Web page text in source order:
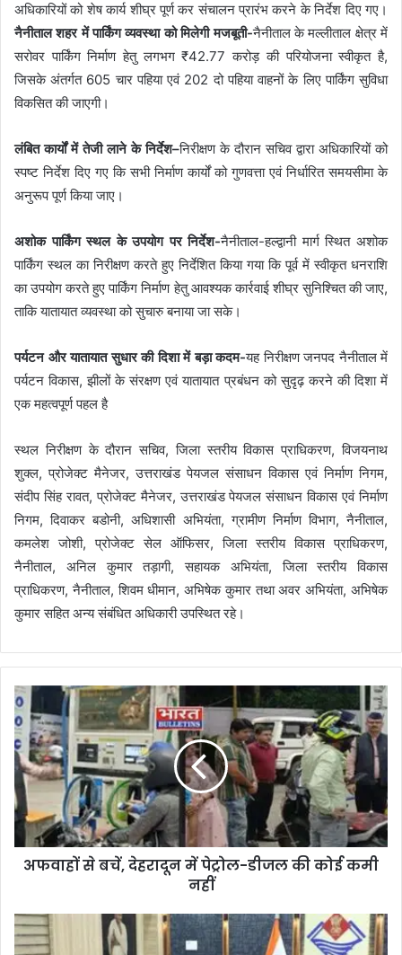
अधिकारियों को शेष कार्य शीघ्र पूर्ण कर संचालन प्रारंभ करने के निर्देश दिए गए।
नैनीताल शहर में पार्किंग व्यवस्था को मिलेगी मजबूती-नैनीताल के मल्लीताल क्षेत्र में
सरोवर पार्किंग निर्माण हेतु लगभग ₹42.77 करोड़ की परियोजना स्वीकृत है,
जिसके अंतर्गत 605 चार पहिया एवं 202 दो पहिया वाहनों के लिए पार्किंग सुविधा
विकसित की जाएगी।
लंबित कार्यों में तेजी लाने के निर्देश–निरीक्षण के दौरान सचिव द्वारा अधिकारियों को
स्पष्ट निर्देश दिए गए कि सभी निर्माण कार्यों को गुणवत्ता एवं निर्धारित समयसीमा के
अनुरूप पूर्ण किया जाए।
अशोक पार्किंग स्थल के उपयोग पर निर्देश-नैनीताल-हल्द्वानी मार्ग स्थित अशोक
पार्किंग स्थल का निरीक्षण करते हुए निर्देशित किया गया कि पूर्व में स्वीकृत धनराशि
का उपयोग करते हुए पार्किंग निर्माण हेतु आवश्यक कार्रवाई शीघ्र सुनिश्चित की जाए,
ताकि यातायात व्यवस्था को सुचारु बनाया जा सके।
पर्यटन और यातायात सुधार की दिशा में बड़ा कदम-यह निरीक्षण जनपद नैनीताल में
पर्यटन विकास, झीलों के संरक्षण एवं यातायात प्रबंधन को सुदृढ़ करने की दिशा में
एक महत्वपूर्ण पहल है
स्थल निरीक्षण के दौरान सचिव, जिला स्तरीय विकास प्राधिकरण, विजयनाथ
शुक्ल, प्रोजेक्ट मैनेजर, उत्तराखंड पेयजल संसाधन विकास एवं निर्माण निगम,
संदीप सिंह रावत, प्रोजेक्ट मैनेजर, उत्तराखंड पेयजल संसाधन विकास एवं निर्माण
निगम, दिवाकर बडोनी, अधिशासी अभियंता, ग्रामीण निर्माण विभाग, नैनीताल,
कमलेश जोशी, प्रोजेक्ट सेल ऑफिसर, जिला स्तरीय विकास प्राधिकरण,
नैनीताल, अनिल कुमार तड़ागी, सहायक अभियंता, जिला स्तरीय विकास
प्राधिकरण, नैनीताल, शिवम धीमान, अभिषेक कुमार तथा अवर अभियंता, अभिषेक
कुमार सहित अन्य संबंधित अधिकारी उपस्थित रहे।
अफवाहों से बचें, देहरादून में पेट्रोल-डीजल की कोई कमी
नहीं